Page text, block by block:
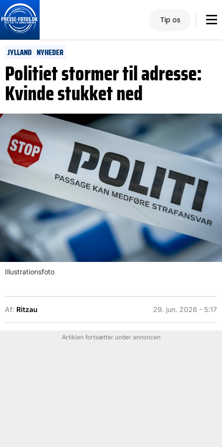
Tip os
JYLLAND NYHEDER
Politiet stormer til adresse:
Kvinde stukket ned
Illustrationsfoto
Af: Ritzau 29. jun. 2026 - 5:17
Artiklen fortsætter under annoncen